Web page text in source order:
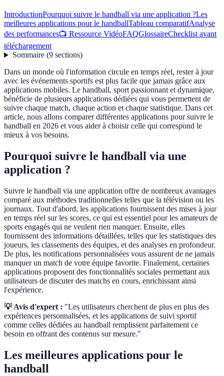
IntroductionPourquoi suivre le handball via une application ?Les
meilleures applications pour le handballTableau comparatifAnalyse
des performances📺 Ressource VidéoFAQGlossaireChecklist avant
téléchargement
Sommaire(9 sections)
Dans un monde où l'information circule en temps réel, rester à jour
avec les événements sportifs est plus facile que jamais grâce aux
applications mobiles. Le handball, sport passionnant et dynamique,
bénéficie de plusieurs applications dédiées qui vous permettent de
suivre chaque match, chaque action et chaque statistique. Dans cet
article, nous allons comparer différentes applications pour suivre le
handball en 2026 et vous aider à choisir celle qui correspond le
mieux à vos besoins.
Pourquoi suivre le handball via une
application ?
Suivre le handball via une application offre de nombreux avantages
comparé aux méthodes traditionnelles telles que la télévision ou les
journaux. Tout d'abord, les applications fournissent des mises à jour
en temps réel sur les scores, ce qui est essentiel pour les amateurs de
sports engagés qui ne veulent rien manquer. Ensuite, elles
fournissent des informations détaillées, telles que les statistiques des
joueurs, les classements des équipes, et des analyses en profondeur.
De plus, les notifications personnalisées vous assurent de ne jamais
manquer un match de votre équipe favorite. Finalement, certaines
applications proposent des fonctionnalités sociales permettant aux
utilisateurs de discuter des matchs en cours, enrichissant ainsi
l'expérience.
💡 Avis d'expert : "Les utilisateurs cherchent de plus en plus des
expériences personnalisées, et les applications de suivi sportif
comme celles dédiées au handball remplissent parfaitement ce
besoin en offrant des contenus sur mesure."
Les meilleures applications pour le
handball